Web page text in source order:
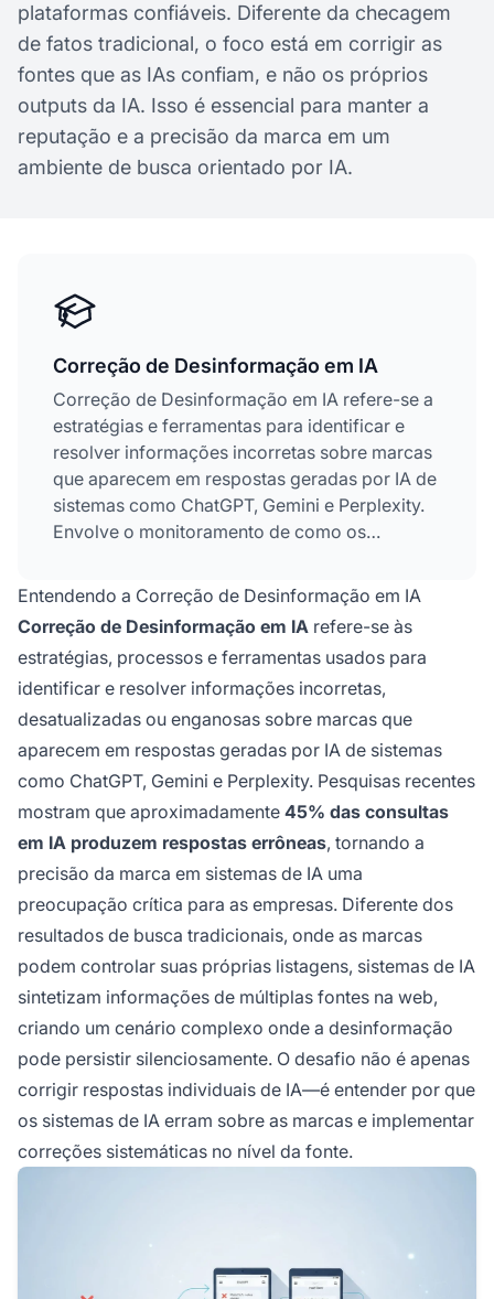
plataformas confiáveis. Diferente da checagem
de fatos tradicional, o foco está em corrigir as
fontes que as IAs confiam, e não os próprios
outputs da IA. Isso é essencial para manter a
reputação e a precisão da marca em um
ambiente de busca orientado por IA.
Correção de Desinformação em IA
Correção de Desinformação em IA refere-se a
estratégias e ferramentas para identificar e
resolver informações incorretas sobre marcas
que aparecem em respostas geradas por IA de
sistemas como ChatGPT, Gemini e Perplexity.
Envolve o monitoramento de como os
implementação de correções na fonte para
garantir que informações precisas sejam
distribuídas em plataformas confiáveis.
Diferente da checagem de fatos tradicional, o
foco está em corrigir as fontes que as IAs
confiam, e não os próprios outputs da IA. Isso
é essencial para manter a reputação e a
precisão da marca em um ambiente de busca
orientado por IA.
Entendendo a Correção de Desinformação em IA
Correção de Desinformação em IA refere-se às
estratégias, processos e ferramentas usados para
identificar e resolver informações incorretas,
desatualizadas ou enganosas sobre marcas que
aparecem em respostas geradas por IA de sistemas
como ChatGPT, Gemini e Perplexity. Pesquisas recentes
mostram que aproximadamente 45% das consultas
em IA produzem respostas errôneas, tornando a
precisão da marca em sistemas de IA uma
preocupação crítica para as empresas. Diferente dos
resultados de busca tradicionais, onde as marcas
podem controlar suas próprias listagens, sistemas de IA
sintetizam informações de múltiplas fontes na web,
criando um cenário complexo onde a desinformação
pode persistir silenciosamente. O desafio não é apenas
corrigir respostas individuais de IA—é entender por que
os sistemas de IA erram sobre as marcas e implementar
correções sistemáticas no nível da fonte.